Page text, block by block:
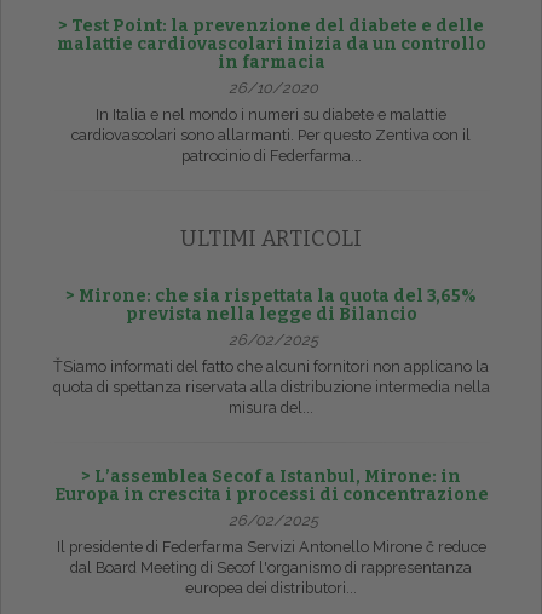
> Test Point: la prevenzione del diabete e delle
malattie cardiovascolari inizia da un controllo
in farmacia
26/10/2020
In Italia e nel mondo i numeri su diabete e malattie
cardiovascolari sono allarmanti. Per questo Zentiva con il
patrocinio di Federfarma...
ULTIMI ARTICOLI
> Mirone: che sia rispettata la quota del 3,65%
prevista nella legge di Bilancio
26/02/2025
ŤSiamo informati del fatto che alcuni fornitori non applicano la
quota di spettanza riservata alla distribuzione intermedia nella
misura del...
> L’assemblea Secof a Istanbul, Mirone: in
Europa in crescita i processi di concentrazione
26/02/2025
Il presidente di Federfarma Servizi Antonello Mirone č reduce
dal Board Meeting di Secof l'organismo di rappresentanza
europea dei distributori...